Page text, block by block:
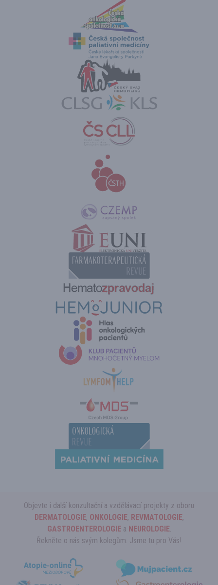
Objevte i další konzultační a vzdělávací projekty z oboru
DERMATOLOGIE, ONKOLOGIE, REVMATOLOGIE,
GASTROENTEROLOGIEa NEUROLOGIE.
Řekněte o nás svým kolegům. Jsme tu pro Vás!